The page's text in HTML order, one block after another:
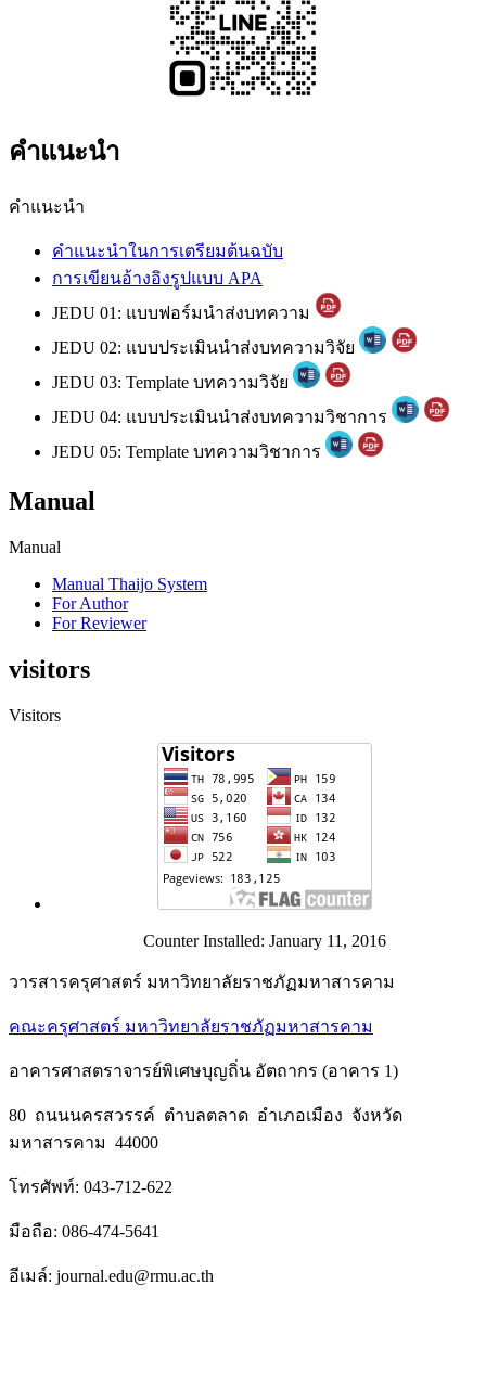
คำแนะนำ
คำแนะนำ
คำแนะนำในการเตรียมต้นฉบับ
การเขียนอ้างอิงรูปแบบ APA
JEDU 01: แบบฟอร์มนำส่งบทความ
JEDU 02: แบบประเมินนำส่งบทความวิจัย
JEDU 03: Template บทความวิจัย
JEDU 04: แบบประเมินนำส่งบทความวิชาการ
JEDU 05: Template บทความวิชาการ
Manual
Manual
Manual Thaijo System
For Author
For Reviewer
visitors
Visitors
Counter Installed: January 11, 2016
วารสารครุศาสตร์ มหาวิทยาลัยราชภัฏมหาสารคาม
คณะครุศาสตร์ มหาวิทยาลัยราชภัฏมหาสารคาม
อาคารศาสตราจารย์พิเศษบุญถิ่น อัตถากร (อาคาร 1)
80 ถนนนครสวรรค์ ตำบลตลาด อำเภอเมือง จังหวัด
มหาสารคาม 44000
โทรศัพท์: 043-712-622
มือถือ: 086-474-5641
อีเมล์: journal.edu@rmu.ac.th